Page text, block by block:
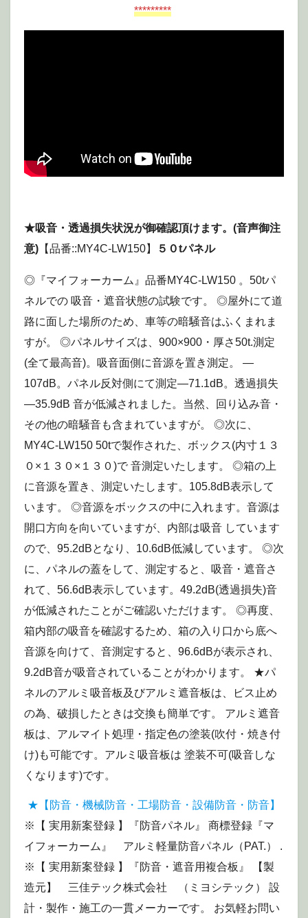
*********
★吸音・透過損失状況が御確認頂けます。(音声御注
意) 【品番::MY4C-LW150】 ５０tパネル
◎『マイフォーカーム』品番MY4C-LW150 。50tパ
ネルでの 吸音・遮音状態の試験です。 ◎屋外にて道
路に面した場所のため、車等の暗騒音はふくまれま
すが。 ◎パネルサイズは、900×900・厚さ50t.測定
(全て最高音)。吸音面側に音源を置き測定。 —
107dB。パネル反対側にて測定—71.1dB。透過損失
—35.9dB 音が低減されました。当然、回り込み音・
その他の暗騒音も含まれていますが。 ◎次に、
MY4C-LW150 50tで製作された、ボックス(内寸１３
０×１３０×１３０)で 音測定いたします。 ◎箱の上
に音源を置き、測定いたします。105.8dB表示して
います。 ◎音源をボックスの中に入れます。音源は
開口方向を向いていますが、内部は吸音 しています
ので、95.2dBとなり、10.6dB低減しています。 ◎次
に、パネルの蓋をして、測定すると、吸音・遮音さ
れて、56.6dB表示しています。49.2dB(透過損失)音
が低減されたことがご確認いただけます。 ◎再度、
箱内部の吸音を確認するため、箱の入り口から底へ
音源を向けて、音測定すると、96.6dBが表示され、
9.2dB音が吸音されていることがわかります。 ★パ
ネルのアルミ吸音板及びアルミ遮音板は、ビス止め
の為、破損したときは交換も簡単です。 アルミ遮音
板は、アルマイト処理・指定色の塗装(吹付・焼き付
け)も可能です。アルミ吸音板は 塗装不可(吸音しな
くなります)です。
★【防音・機械防音・工場防音・設備防音・防音】
※【 実用新案登録 】『防音パネル』 商標登録『マ
イフォーカーム』 アルミ軽量防音パネル（PAT.） .
※【 実用新案登録 】『防音・遮音用複合板』 【製
造元】 三佳テック株式会社 （ミヨシテック） 設
計・製作・施工の一貫メーカーです。 お気軽お問い